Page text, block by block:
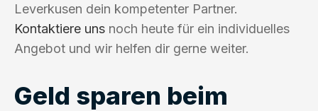
Leverkusen dein kompetenter Partner.
Kontaktiere uns noch heute für ein individuelles
Angebot und wir helfen dir gerne weiter.
Geld sparen beim